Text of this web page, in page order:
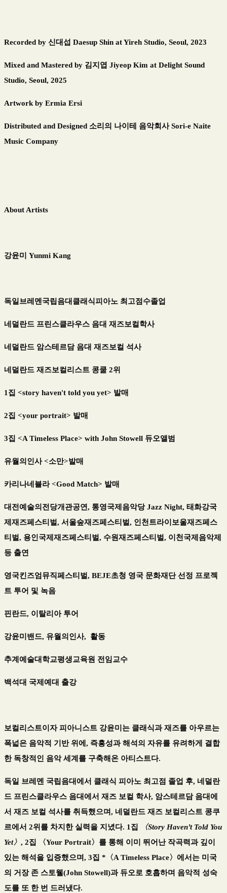
Recorded by 신대섭 Daesup Shin at Yireh Studio, Seoul, 2023
Mixed and Mastered by 김지엽 Jiyeop Kim at Delight Sound
Studio, Seoul, 2025
Artwork by Ermia Ersi
Distributed and Designed 소리의 나이테 음악회사Sori-e Naite
Music Company
About Artists
강윤미 Yunmi Kang
독일브레멘국립음대클래식피아노 최고점수졸업
네덜란드 프린스클라우스 음대 재즈보컬학사
네덜란드 암스테르담 음대 재즈보컬 석사
네덜란드 재즈보컬리스트 콩쿨 2위
1 집 <story haven't told you yet> 발매
2집 <your portrait> 발매
3집 <A Timeless Place> with John Stowell 듀오앨범
유월의인사<소만>발매
카리나네뷸라<Good Match> 발매
대전예술의전당개관공연, 통영국제음악당Jazz Night, 태화강국
제재즈페스티벌, 서울숲재즈페스티벌, 인천트라이보울재즈페스
티벌, 용인국제재즈페스티벌, 수원재즈페스티벌, 이천국제음악제
등 출연
영국킨즈엄뮤직페스티벌, BEJE초청 영국 문화재단 선정 프로젝
트 투어 및 녹음
핀란드, 이탈리아 투어
강윤미밴드, 유월의인사, 활동
추계예술대학교평생교육원 전임교수
백석대 국제예대 출강
보컬리스트이자 피아니스트 강윤미는 클래식과 재즈를 아우르는
폭넓은 음악적 기반 위에, 즉흥성과 해석의 자유를 유려하게 결합
한 독창적인 음악 세계를 구축해온 아티스트다.
독일 브레멘 국립음대에서 클래식 피아노 최고점 졸업 후, 네덜란
드 프린스클라우스 음대에서 재즈 보컬 학사, 암스테르담 음대에
서 재즈 보컬 석사를 취득했으며, 네덜란드 재즈 보컬리스트 콩쿠
르에서 2위를 차지한 실력을 지녔다. 1 집 〈Story Haven’t Told You
Yet〉 , 2집 〈Your Portrait〉 를 통해 이미 뛰어난 작곡력과 깊이
있는 해석을 입증했으며, 3집 * 〈A Timeless Place〉 에서는 미국
의 거장 존 스토웰(John Stowell)과 듀오로 호흡하며 음악적 성숙
도를 또 한 번 드러냈다.